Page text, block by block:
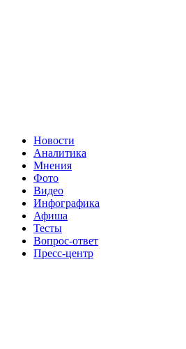
Новости
Аналитика
Мнения
Фото
Видео
Инфографика
Афиша
Тесты
Вопрос-ответ
Пресс-центр